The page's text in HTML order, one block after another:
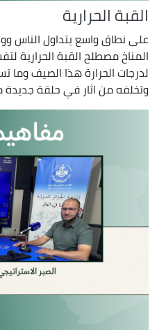
القبة الحرارية
على نطاق واسع يتداول الناس
المناخ مصطلح القبة الحرارية
لدرجات الحرارة هذا الصيف وما
وتخلفه من اثار في حلقة جديدة